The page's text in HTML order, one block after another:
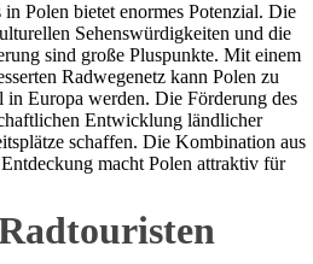
Polen bietet enormes Potenzial. Die
Sehenswürdigkeiten und die
sind große Pluspunkte. Mit einem
Radwegenetz kann Polen zu
in Europa werden. Die Förderung des
Entwicklung ländlicher
schaffen. Die Kombination aus
macht Polen attraktiv für